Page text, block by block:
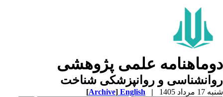
علمی پژوهشی
و روانپزشکی شناخت
مرداد 1405 |
English
[Archive]